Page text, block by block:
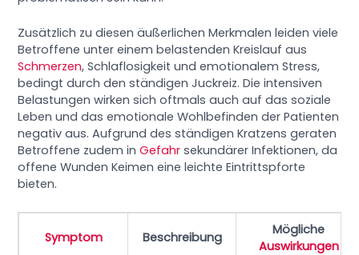
Zusätzlich zu diesen äußerlichen Merkmalen leiden viele
Betroffene unter einem belastenden Kreislauf aus
Schmerzen, Schlaflosigkeit und emotionalem Stress,
bedingt durch den ständigen Juckreiz. Die intensiven
Belastungen wirken sich oftmals auch auf das soziale
Leben und das emotionale Wohlbefinden der Patienten
negativ aus. Aufgrund des ständigen Kratzens geraten
Betroffene zudem inGefahr sekundärer Infektionen, da
offene Wunden Keimen eine leichte Eintrittspforte
bieten.
Symptom Beschreibung
Mögliche
Auswirkungen